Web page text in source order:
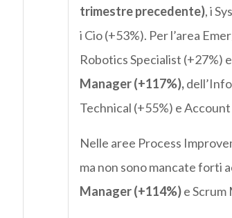
trimestre precedente), i
i Cio (+53%). Per l’area
Robotics Specialist (+27%) e
Manager (+117%),
Technical (+55%) e
Nelle aree Process
ma non sono mancate forti
Manager (+114%)e Scrum